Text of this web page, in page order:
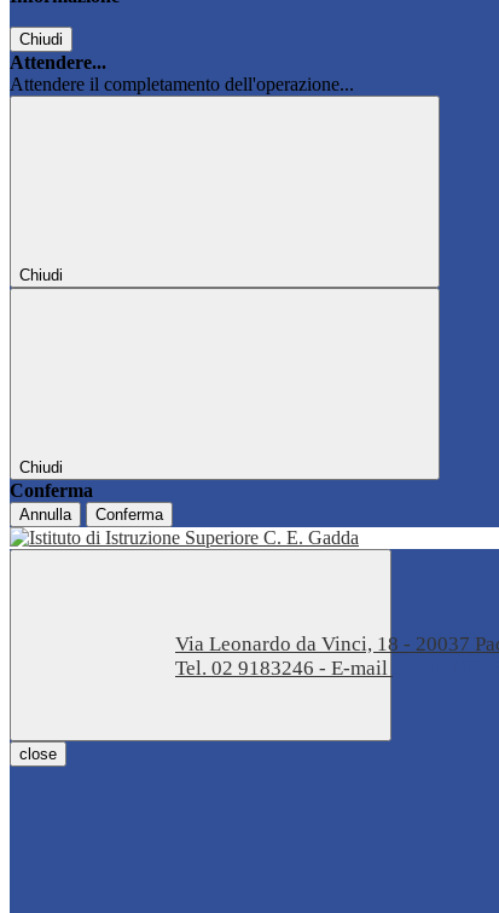
Chiudi
Attendere...
Attendere il completamento dell'operazione...
Chiudi
Chiudi
Conferma
Annulla Conferma
Via Leonardo da Vinci, 18 - 20037
Tel. 02 9183246 - E-mail
close